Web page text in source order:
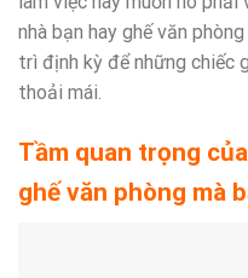
nhà bạn hay ghế văn
trì định kỳ để những chiếc
thoải mái.
Tầm quan trọng
ghế văn phòng mà